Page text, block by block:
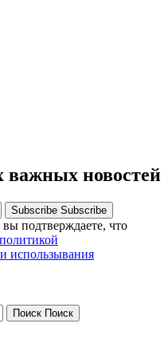
важных новостей
Subscribe Subscribe
подтверждаете, что
политикой
использывания
Поиск Поиск